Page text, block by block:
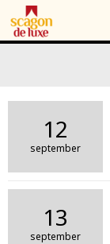
Home
12
september
13
september